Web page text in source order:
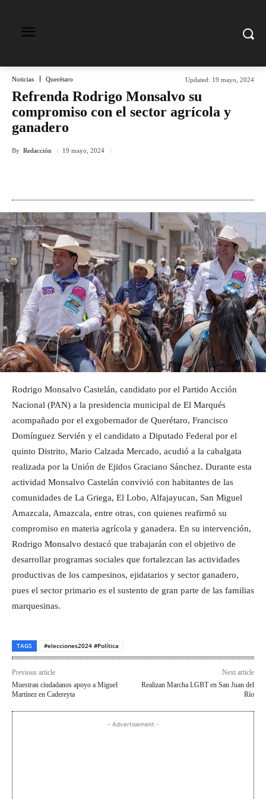
Noticias Querétaro Updated: 19 mayo, 2024
Refrenda Rodrigo Monsalvo su
compromiso con el sector agrícola y
ganadero
By Redacción 19 mayo, 2024
Rodrigo Monsalvo Castelán, candidato por el Partido Acción
Nacional (PAN) a la presidencia municipal de El Marqués
acompañado por el exgobernador de Querétaro, Francisco
Domínguez Servién y el candidato a Diputado Federal por el
quinto Distrito, Mario Calzada Mercado, acudió a la cabalgata
realizada por la Unión de Ejidos Graciano Sánchez. Durante esta
actividad Monsalvo Castelán convivió con habitantes de las
comunidades de La Griega, El Lobo, Alfajayucan, San Miguel
Amazcala, Amazcala, entre otras, con quienes reafirmó su
compromiso en materia agrícola y ganadera. En su intervención,
Rodrigo Monsalvo destacó que trabajarán con el objetivo de
desarrollar programas sociales que fortalezcan las actividades
productivas de los campesinos, ejidatarios y sector ganadero,
pues el sector primario es el sustento de gran parte de las familias
marquesinas.
TAGS #elecciones2024 #Política
Previous article
Muestran ciudadanos apoyo a Miguel
Martínez en Cadereyta
Next article
Realizan Marcha LGBT en San Juan del
Río
- Advertisement -